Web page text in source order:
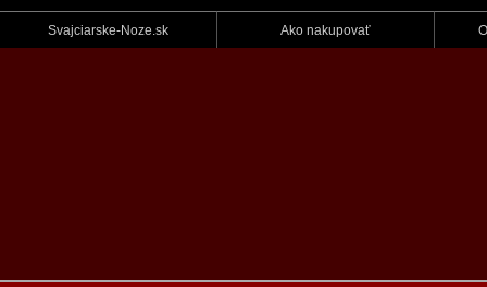
Svajciarske-Noze.sk Ako nakupovať